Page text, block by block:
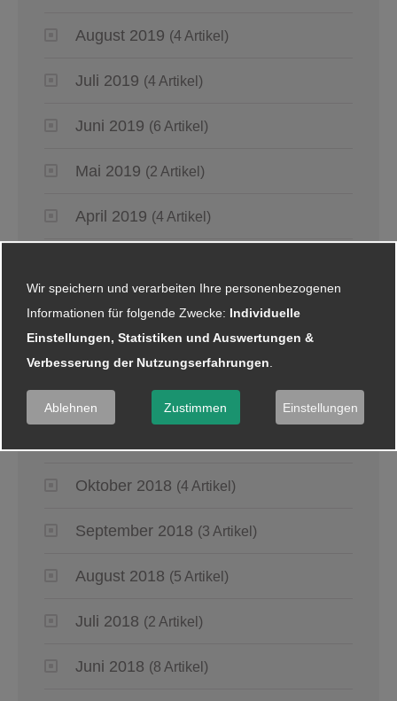
August 2019 (4 Artikel)
Juli 2019 (4 Artikel)
Juni 2019 (6 Artikel)
Mai 2019 (2 Artikel)
April 2019 (4 Artikel)
Januar 2019 (5 Artikel)
2018
Dezember 2018
(8 Artikel)
Oktober 2018 (4 Artikel)
September 2018 (3 Artikel)
August 2018 (5 Artikel)
Juli 2018 (2 Artikel)
Juni 2018 (8 Artikel)
Wir speichern und verarbeiten Ihre personenbezogenen
Informationen für folgende Zwecke: Individuelle
Einstellungen, Statistiken und Auswertungen &
Verbesserung der Nutzungserfahrungen.
Ablehnen Zustimmen Einstellungen